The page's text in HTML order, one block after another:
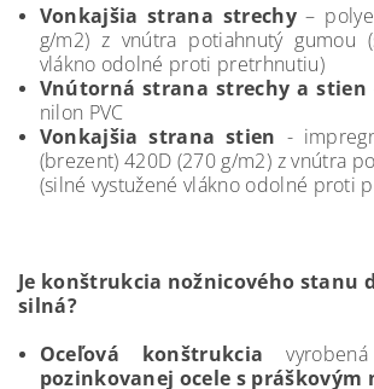
Vonkajšia strana strechy–
g/m2) z vnútra potiahnutý gumou
vlákno odolné proti pretrhnutiu)
Vnútorná strana strechy a stien
nilon PVC
Vonkajšia strana stien -
(brezent) 420D (270 g/m2) z vnútra
(silné vystužené vlákno odolné proti
Je konštrukcia nožnicového stanu
silná?
Oceľová konštrukcia
pozinkovanej ocele s práškovým